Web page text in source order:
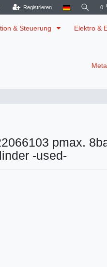
Registrieren 0
& Steuerung Elektro &
pmax.
-used-